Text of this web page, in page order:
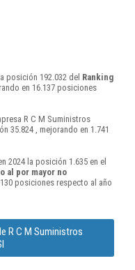
posición 192.032 del Ranking
en 16.137 posiciones
R C M Suministros
35.824 , mejorando en 1.741
2024 la posición 1.635 en el
al por mayor no
posiciones respecto al año
R C M Suministros